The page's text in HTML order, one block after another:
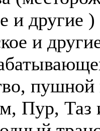
и другие
и
Пур, Таз